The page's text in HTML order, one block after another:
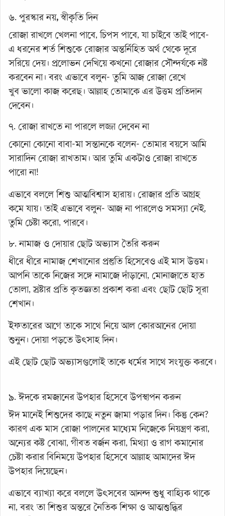
৬. পুরস্কার নয়,স্বীকৃতি দিন
রোজা রাখলে খেলনা পাবে, চিপস পাবে, যা চাইবে তাই পাবে-
এ ধরনের শর্ত শিশুকে রোজার অন্তর্নিহিত অর্থ থেকে দূরে
সরিয়ে দেয়। প্রলোভন দেখিয়ে কখনো রোজার সৌন্দর্যকে নষ্ট
করবেন না। বরং এভাবে বলুন- তুমি আজ রোজা রেখে
খুব ভালো কাজ করেছ। আল্লাহ তোমাকে এর উত্তম প্রতিদান
দেবেন।
৭. রোজা রাখতে না পারলে লজ্জা দেবেন না
কোনো কোনো বাবা-মা সন্তানকে বলেন- তোমার বয়সে আমি
সারাদিন রোজা রাখতাম। আর তুমি একটাও রোজা রাখতে
পারো না!
এভাবে বললে শিশু আত্মবিশ্বাস হারায়। রোজার প্রতি আগ্রহ
কমে যায়। তাই এভাবে বলুন- আজ না পারলেও সমস্যা নেই,
তুমি চেষ্টা করো, পারবে।
৮. নামাজ ও দোয়ার ছোট অভ্যাস তৈরি করুন
ধীরে ধীরে নামাজ শেখানোর প্রস্তুতি হিসেবেও এই মাস উত্তম।
আপনি তাকে নিজের সঙ্গে নামাজে দাঁড়ানো, মোনাজাতে হাত
তোলা, স্রষ্টার প্রতি কৃতজ্ঞতা প্রকাশ করা এবং ছোট ছোট সূরা
শেখান।
ইফতারের আগে তাকে সাথে নিয়ে আল কোরআনের দোয়া
শুনুন। দোয়া পড়তে উৎসাহ দিন।
এই ছোট ছোট অভ্যাসগুলোই তাকে ধর্মের সাথে সংযুক্ত করবে।
৯. ঈদকে রমজানের উপহার হিসেবে উপস্থাপন করুন
ঈদ মানেই শিশুদের কাছে নতুন জামা পড়ার দিন। কিন্তু কেন?
কারণ এক মাস রোজা পালনের মাধ্যেম নিজেকে নিয়ন্ত্রণ করা,
অন্যের কষ্ট বোঝা, গীবত বর্জন করা, মিথ্যা ও রাগ কমানোর
চেষ্টা করার বিনিময়ে উপহার হিসেবে আল্লাহ আমাদের ঈদ
উপহার দিয়েছেন।
এভাবে ব্যাখ্যা করে বললে উৎসবের আনন্দ শুধু বাহ্যিক থাকে
না, বরং তা শিশুর অন্তরে নৈতিক শিক্ষা ও আত্মশুদ্ধির